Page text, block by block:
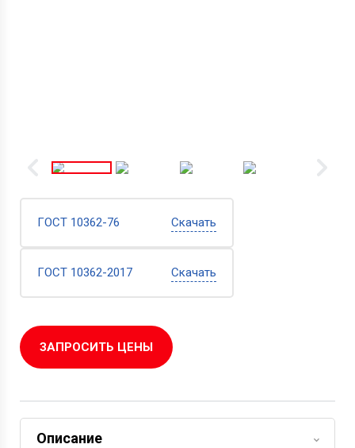
ГОСТ 10362-76 Скачать
ГОСТ 10362-2017 Скачать
ЗАПРОСИТЬ ЦЕНЫ
Описание